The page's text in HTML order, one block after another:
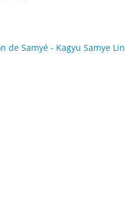
Samyé - Kagyu Samye